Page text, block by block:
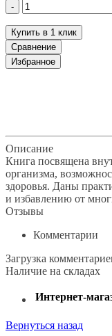
Купить в 1 клик
Сравнение
Избранное
Описание
Книга посвящена
организма,
здоровья. Даны
и избавлению от
Отзывы
Комментарии
Загрузка
Наличие на складах
Интернет-
Вернуться назад